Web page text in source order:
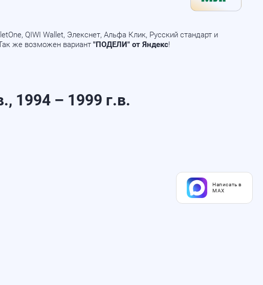
QIWI Wallet, Элекснет, Альфа Клик, Русский стандарт и
же возможен вариант"ПОДЕЛИ" от Яндекс!
1994 – 1999 г.в.
Написать в
MAX